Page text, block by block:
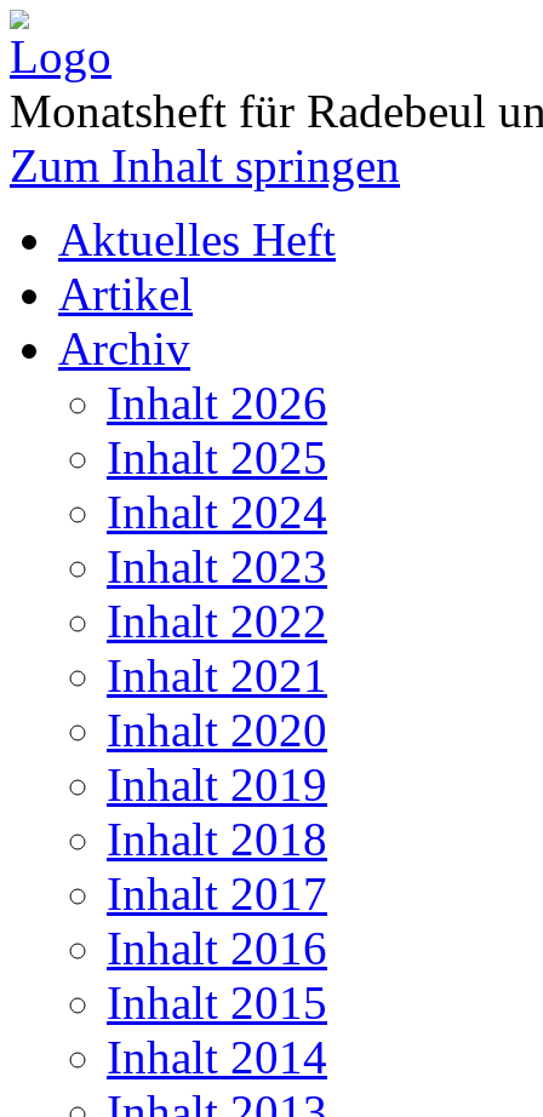
Monatsheft für Radebeul
Zum Inhalt springen
Aktuelles Heft
Artikel
Archiv
Inhalt 2026
Inhalt 2025
Inhalt 2024
Inhalt 2023
Inhalt 2022
Inhalt 2021
Inhalt 2020
Inhalt 2019
Inhalt 2018
Inhalt 2017
Inhalt 2016
Inhalt 2015
Inhalt 2014